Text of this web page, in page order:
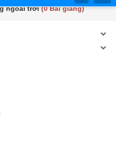
ngoài trời(0 Bài giảng)